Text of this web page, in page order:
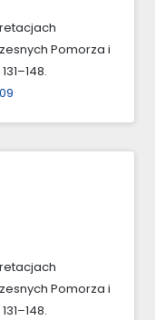
Pomorza i
131–148.
Pomorza i
131–148.